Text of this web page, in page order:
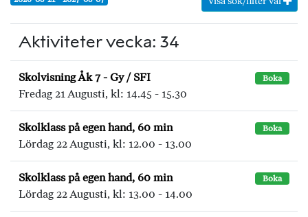
Aktiviteter vecka: 34
Skolvisning Åk 7 - Gy / SFI Boka
Fredag 21 Augusti, kl: 14.45 - 15.30
Skolklass på egen hand, 60 min Boka
Lördag 22 Augusti, kl: 12.00 - 13.00
Skolklass på egen hand, 60 min Boka
Lördag 22 Augusti, kl: 13.00 - 14.00